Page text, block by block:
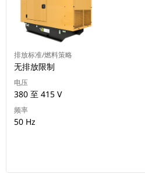
排放标准/燃料策略
无排放限制
电压
380 至 415 V
频率
50 Hz